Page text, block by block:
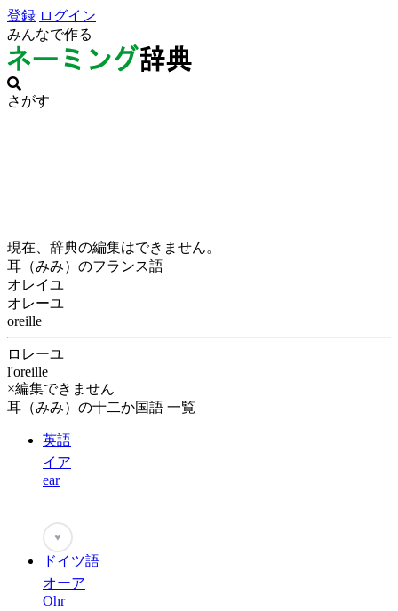
登録 ログイン
みんなで作る
さがす
現在、辞典の編集はできません。
耳（みみ）のフランス語
オレイユ
オレーユ
oreille
ロレーユ
l'oreille
×編集できません
耳（みみ）の十二か国語 一覧
英語
イア
ear
♥
ドイツ語
オーア
Ohr